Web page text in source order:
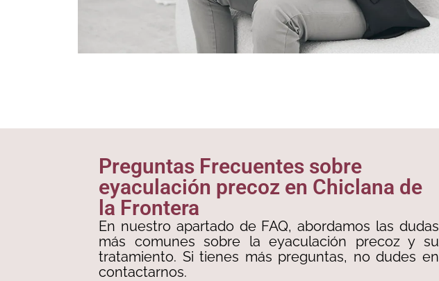
Preguntas Frecuentes sobre
eyaculación precoz en Chiclana de
la Frontera
En nuestro apartado de FAQ, abordamos las dudas
más comunes sobre la eyaculación precoz y su
tratamiento. Si tienes más preguntas, no dudes en
contactarnos.